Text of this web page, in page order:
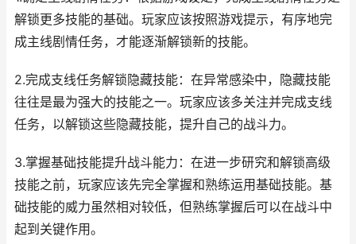
解锁更多技能的基础。玩家应该按照游戏提示，有序地完
成主线剧情任务，才能逐渐解锁新的技能。
2.完成支线任务解锁隐藏技能：在异常感染中，隐藏技能
往往是最为强大的技能之一。玩家应该多关注并完成支线
任务，以解锁这些隐藏技能，提升自己的战斗力。
3.掌握基础技能提升战斗能力：在进一步研究和解锁高级
技能之前，玩家应该先完全掌握和熟练运用基础技能。基
础技能的威力虽然相对较低，但熟练掌握后可以在战斗中
起到关键作用。